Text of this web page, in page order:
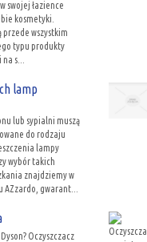
swojej łazience
kosmetyki.
wszystkim
typu produkty
s...
lamp
lub sypialni muszą
do rodzaju
lampy
wybór takich
znajdziemy w
gwarant...
Oczyszczacz